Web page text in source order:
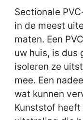
Sectionale
in de meest
maten. Een
uw huis, is dus
isoleren ze
mee. Een
wat kunnen
Kunststof